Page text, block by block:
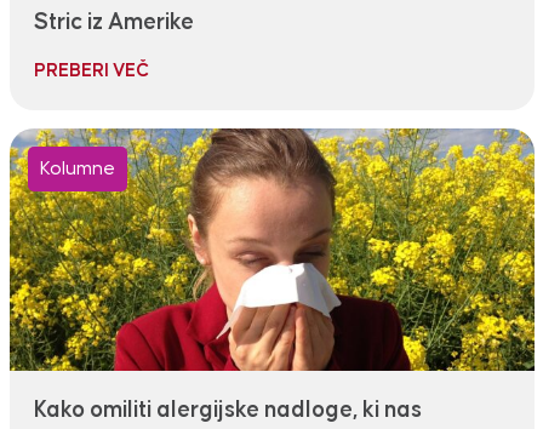
Stric iz Amerike
PREBERI VEČ
Kolumne
Kako omiliti alergijske nadloge, ki nas